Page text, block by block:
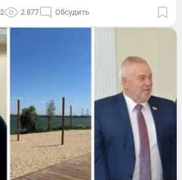
2 877 Обсудить